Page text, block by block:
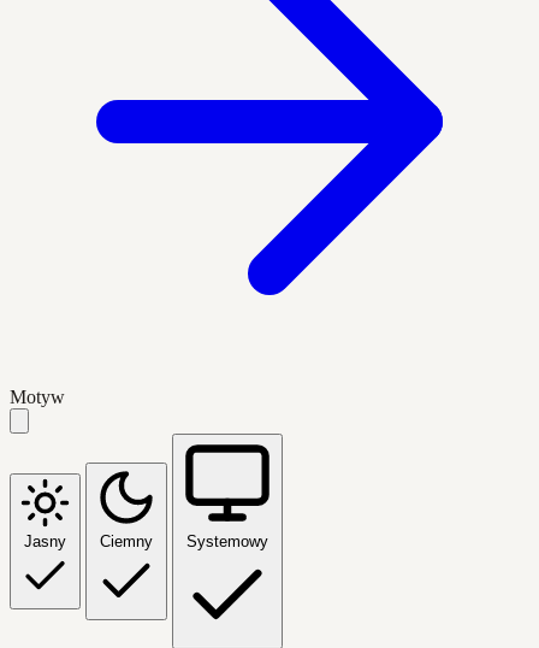
Motyw
Jasny Ciemny Systemowy